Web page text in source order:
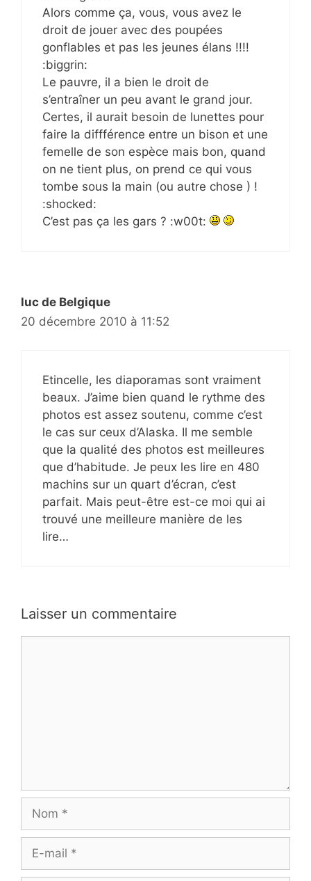
Alors comme ça, vous, vous avez le
droit de jouer avec des poupées
gonflables et pas les jeunes élans !!!!
:biggrin:
Le pauvre, il a bien le droit de
s’entraîner un peu avant le grand jour.
Certes, il aurait besoin de lunettes pour
faire la diffférence entre un bison et une
femelle de son espèce mais bon, quand
on ne tient plus, on prend ce qui vous
tombe sous la main (ou autre chose ) !
:shocked:
C’est pas ça les gars ? :w00t:
luc de Belgique
20 décembre 2010 à 11:52
Etincelle, les diaporamas sont vraiment
beaux. J’aime bien quand le rythme des
photos est assez soutenu, comme c’est
le cas sur ceux d’Alaska. Il me semble
que la qualité des photos est meilleures
que d’habitude. Je peux les lire en 480
machins sur un quart d’écran, c’est
parfait. Mais peut-être est-ce moi qui ai
trouvé une meilleure manière de les
lire…
Laisser un commentaire
Nom